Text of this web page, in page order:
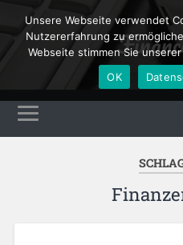
Unsere Webseite verwendet
Nutzererfahrung zu
Webseite stimmen Sie
OK